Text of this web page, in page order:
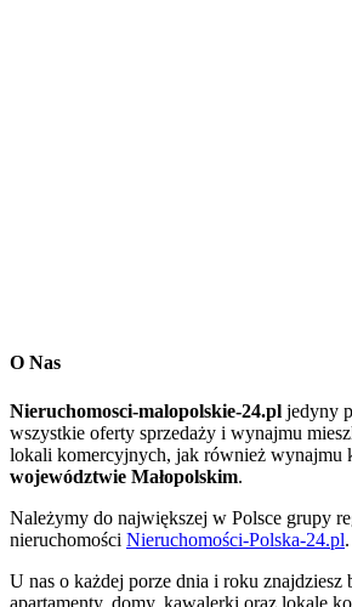
O Nas
Nieruchomosci-malopolskie-24.pl jedyny
wszystkie oferty sprzedaży i wynajmu
lokali komercyjnych, jak również wynajmu
województwie Małopolskim.
Należymy do największej w Polsce grupy
nieruchomości Nieruchomości-Polska-24.pl.
U nas o każdej porze dnia i roku znajdziesz
apartamenty, domy, kawalerki oraz lokale